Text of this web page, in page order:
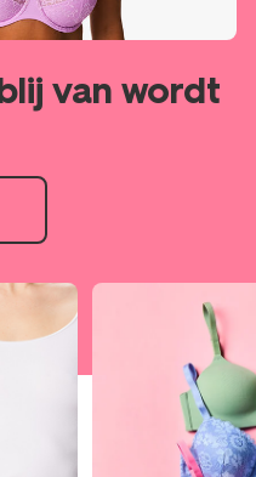
van wordt